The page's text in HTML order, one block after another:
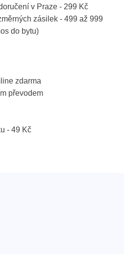
v Praze - 299 Kč
zásilek - 499 až 999
do bytu)
zdarma
převodem
- 49 Kč